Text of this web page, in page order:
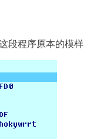
段程序原本的模样